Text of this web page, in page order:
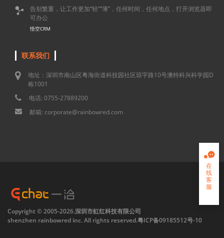

告别繁重，让工作更加“轻”“薄”，任何时间，任何地点，打开浏览器即
可办公
悟空CRM
联系我们
地址：深圳市南山区粤海街道科技园社区琼宇路10号澳特科兴科学园D
栋1001
电话: 0755-27889200
邮箱: corporate@rainbowred.com

在
线
客
服
Copyright © 2005-2026.深圳市虹红科技有限公司
shenzhen rainbowred inc. All rights reserved.粤ICP备09185512号-10